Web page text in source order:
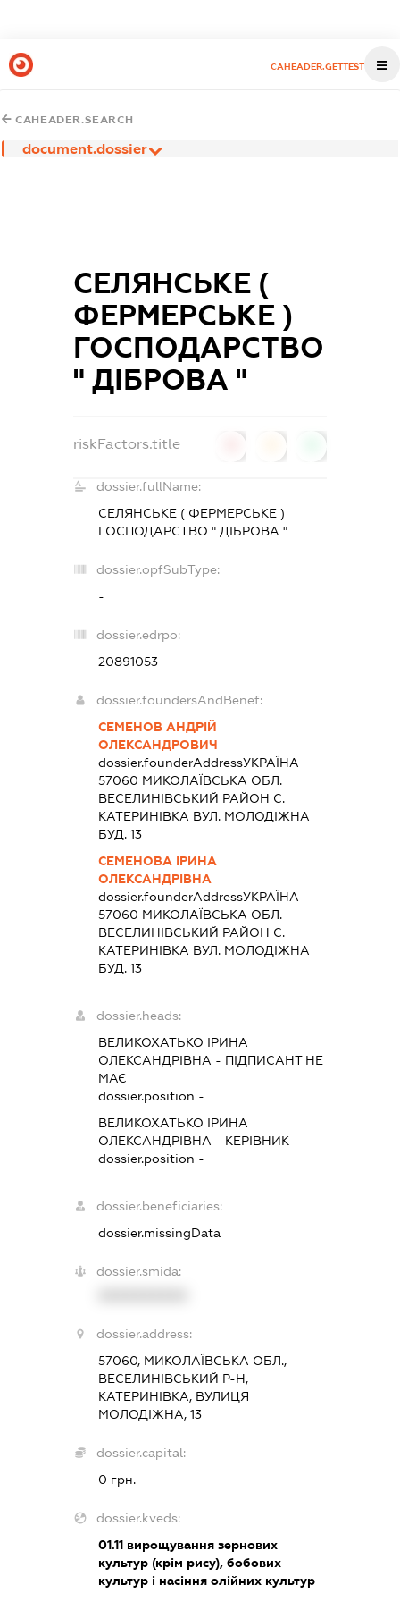
CAHEADER.GETTEST
CAHEADER.SEARCH
document.dossier
СЕЛЯНСЬКЕ (
ФЕРМЕРСЬКЕ )
ГОСПОДАРСТВО
" ДІБРОВА "
riskFactors.title
dossier.fullName:
СЕЛЯНСЬКЕ ( ФЕРМЕРСЬКЕ )
ГОСПОДАРСТВО " ДІБРОВА "
dossier.opfSubType:
-
dossier.edrpo:
20891053
dossier.foundersAndBenef:
СЕМЕНОВ АНДРІЙ
ОЛЕКСАНДРОВИЧ
dossier.founderAddressУКРАЇНА
57060 МИКОЛАЇВСЬКА ОБЛ.
ВЕСЕЛИНIВСЬКИЙ РАЙОН С.
КАТЕРИНІВКА ВУЛ. МОЛОДІЖНА
БУД. 13
СЕМЕНОВА ІРИНА
ОЛЕКСАНДРІВНА
dossier.founderAddressУКРАЇНА
57060 МИКОЛАЇВСЬКА ОБЛ.
ВЕСЕЛИНIВСЬКИЙ РАЙОН С.
КАТЕРИНІВКА ВУЛ. МОЛОДІЖНА
БУД. 13
dossier.heads:
ВЕЛИКОХАТЬКО ІРИНА
ОЛЕКСАНДРІВНА - ПІДПИСАНТНЕ
МАЄ
dossier.position -
ВЕЛИКОХАТЬКО ІРИНА
ОЛЕКСАНДРІВНА - КЕРІВНИК
dossier.position -
dossier.beneficiaries:
dossier.missingData
dossier.smida:
dossier.address:
57060, МИКОЛАЇВСЬКА ОБЛ.,
ВЕСЕЛИНІВСЬКИЙ Р-Н,
КАТЕРИНІВКА, ВУЛИЦЯ
МОЛОДІЖНА, 13
dossier.capital:
0 грн.
dossier.kveds:
01.11вирощування зернових
культур (крім рису), бобових
культур і насіння олійних культур